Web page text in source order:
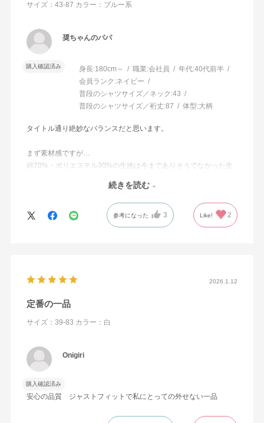
サイズ：43-87 カラー：ブルー系
奨ちゃんのパパ
購入確認済み 身長:180cm～ 職業:会社員 年代:40代前半
会員ランク:ネイビー
普段のシャツサイズ／ネック:43
普段のシャツサイズ／裄丈:87 体型:大柄
タイトル通り絶妙なバランスだと思います。
まず素材感ですが…
綿70%・ポリエステル30%の生地は今までありそうでなかった生
綿100％の形態安定でも味わえない風合いを感じました。
あとサイズです。
スポーツをやっていたので、胸板が厚く腕が長い…という体型な
でした。
既製品だとシルエットのバランスが悪くなる…
今回初めて鎌倉さんで「43-87」のサイズを扱っていることを知
ドンピシャでした。これを探していました！！
もっと早く出会いたかったです！！
ひょっとすると需要はないサイズラインかもしれませんが…被服
はスポーツ選手の悩みでもありますので、どうか継続して販売を
続きを読む
参考になった 3 Like! 2
2026.1.12
定番の一品
サイズ：39-83 カラー：白
Onigiri
購入確認済み
安心の品質 ジャストフィットで私にとっての外せない一品